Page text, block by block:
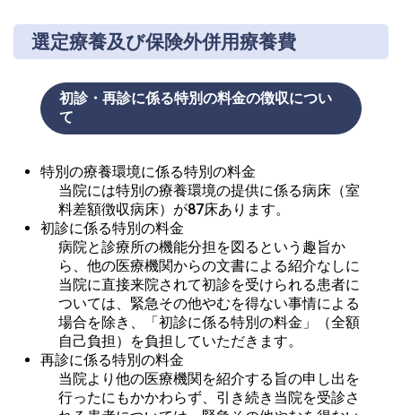
選定療養及び保険外併用療養費
初診・再診に係る特別の料金の徴収につい
て
特別の療養環境に係る特別の料金
当院には特別の療養環境の提供に係る病床（室
料差額徴収病床）が87床あります。
初診に係る特別の料金
病院と診療所の機能分担を図るという趣旨か
ら、他の医療機関からの文書による紹介なしに
当院に直接来院されて初診を受けられる患者に
ついては、緊急その他やむを得ない事情による
場合を除き、「初診に係る特別の料金」（全額
自己負担）を負担していただきます。
再診に係る特別の料金
当院より他の医療機関を紹介する旨の申し出を
行ったにもかかわらず、引き続き当院を受診さ